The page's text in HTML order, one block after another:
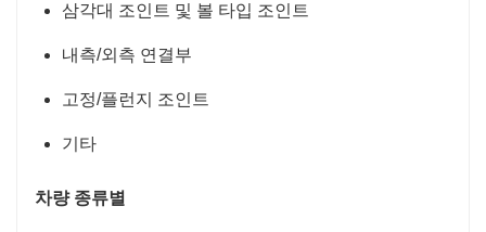
삼각대 조인트 및 볼 타입 조인트
내측/외측 연결부
고정/플런지 조인트
기타
차량 종류별